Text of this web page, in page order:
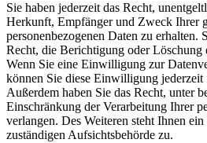
Sie haben jederzeit das Recht,
Herkunft, Empfänger und Zweck Ihrer
personenbezogenen Daten zu erhalten.
Recht, die Berichtigung oder Löschung
Wenn Sie eine Einwilligung zur
können Sie diese Einwilligung
Außerdem haben Sie das Recht, unter
Einschränkung der Verarbeitung Ihrer
verlangen. Des Weiteren steht Ihnen
zuständigen Aufsichtsbehörde zu.